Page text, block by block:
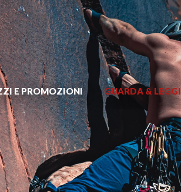
E PROMOZIONI GUARDA & LEGGI